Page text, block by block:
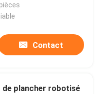
Contact
de plancher robotisé